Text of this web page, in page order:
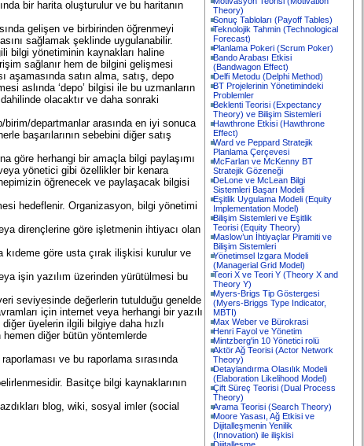
Theory)
Sonuç Tabloları (Payoff Tables)
Teknolojik Tahmin (Technological
Forecast)
Planlama Pokeri (Scrum Poker)
Bando Arabası Etkisi
(Bandwagon Effect)
Delfi Metodu (Delphi Method)
BT Projelerinin Yönetimindeki
Problemler
Beklenti Teorisi (Expectancy
Theory) ve Bilişim Sistemleri
Hawthrone Etkisi (Hawthrone
Effect)
Ward ve Peppard Stratejik
Planlama Çerçevesi
McFarlan ve McKenny BT
Stratejik Gözeneği
DeLone ve McLean Bilgi
Sistemleri Başarı Modeli
Eşitlik Uygulama Modeli (Equity
Implementation Model)
Bilişim Sistemleri ve Eşitlik
Teorisi (Equity Theory)
Maslow’un İhtiyaçlar Piramiti ve
Bilişim Sistemleri
Yönetimsel Izgara Modeli
(Managerial Grid Model)
Teori X ve Teori Y (Theory X and
Theory Y)
Myers-Brigs Tip Göstergesi
(Myers-Briggs Type Indicator,
MBTI)
Max Weber ve Bürokrasi
Henri Fayol ve Yönetim
Mintzberg'in 10 Yönetici rolü
Aktör Ağ Teorisi (Actor Network
Theory)
Detaylandırma Olasılık Modeli
(Elaboration Likelihood Model)
Çift Süreç Teorisi (Dual Process
Theory)
Arama Teorisi (Search Theory)
Moore Yasası, Ağ Etkisi ve
Dijitalleşmenin Yenilik
(Innovation) ile ilişkisi
Dijitalleşme
bir harita oluşturulur ve bu haritanın
gelişen ve birbirinden öğrenmeyi
sağlamak şeklinde uygulanabilir.
bilgi yönetiminin kaynakları haline
sağlanır hem de bilgini gelişmesi
aşamasında satın alma, satış, depo
aslında ‘depo’ bilgisi ile bu uzmanların
olacaktır ve daha sonraki
departmanlar arasında en iyi sonuca
başarılarının sebebini diğer satış
göre herhangi bir amaçla bilgi paylaşımı
yönetici gibi özellikler bir kenara
öğrenecek ve paylaşacak bilgisi
hedeflenir. Organizasyon, bilgi yönetimi
dirençlerine göre işletmenin ihtiyacı olan
göre usta çırak ilişkisi kurulur ve
işin yazılım üzerinden yürütülmesi bu
seviyesinde değerlerin tutulduğu genelde
için internet veya herhangi bir yazılı
üyelerin ilgili bilgiye daha hızlı
diğer bütün yöntemlerde
ve bu raporlama sırasında
Basitçe bilgi kaynaklarının
blog, wiki, sosyal imler (social